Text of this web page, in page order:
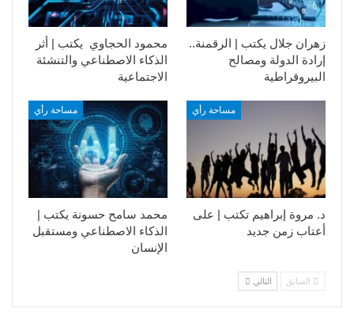
محمود الحجاوي يكتب | أثر
الذكاء الاصطناعي والتنشئة
الاجتماعية
زهران جلال يكتب | الرقمنة..
إرادة الدولة ومصالح
البيروقراطية
مساحة رأي
محمد سامح حسونة يكتب |
الذكاء الاصطناعي ومستقبل
الإنسان
مساحة رأي
د. مروة إبراهيم تكتب | على
أعتاب زمن جديد
السابق التالي